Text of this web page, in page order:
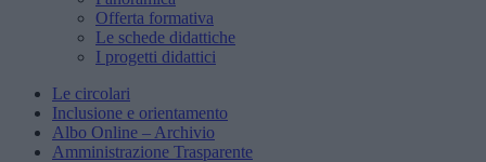
Offerta formativa
Le schede didattiche
I progetti didattici
Le circolari
Inclusione e orientamento
Albo Online – Archivio
Amministrazione Trasparente